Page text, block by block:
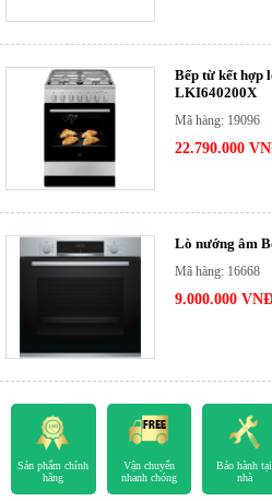
Bếp từ kết hợp
LKI640200X
Mã hàng: 19096
22.790.000
Lò nướng âm
Mã hàng: 16668
9.000.000
Sản phẩm chính
hãng
Vận chuyển
nhanh chóng
Bảo hành tại
nhà